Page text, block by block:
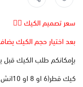
سعر تصميم الكيك 👆🏻
بعد اختيار حجم الكيك
بإمكانكم طلب الكيك قبل
كيك قطر(6 او 8 او 10انش طبقة) ارتفاع 8 سم